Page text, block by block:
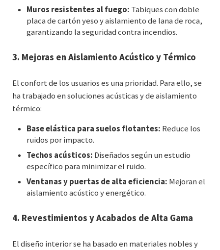
Muros resistentes al fuego: Tabiques con doble
placa de cartón yeso y aislamiento de lana de roca,
garantizando la seguridad contra incendios.
3. Mejoras en Aislamiento Acústico y Térmico
El confort de los usuarios es una prioridad. Para ello, se
ha trabajado en soluciones acústicas y de aislamiento
térmico:
Base elástica para suelos flotantes: Reduce los
ruidos por impacto.
Techos acústicos: Diseñados según un estudio
específico para minimizar el ruido.
Ventanas y puertas de alta eficiencia: Mejoran el
aislamiento acústico y energético.
4. Revestimientos y Acabados de Alta Gama
El diseño interior se ha basado en materiales nobles y